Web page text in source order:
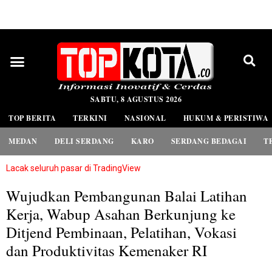
SABTU, 8 AGUSTUS 2026
TOP BERITA
TERKINI NASIONAL HUKUM & PERISTIWA
MEDAN DELI SERDANG KARO SERDANG BEDAGAI
Lacak seluruh pasar di TradingView
Wujudkan Pembangunan Balai Latihan
Kerja, Wabup Asahan Berkunjung ke
Ditjend Pembinaan, Pelatihan, Vokasi
dan Produktivitas Kemenaker RI